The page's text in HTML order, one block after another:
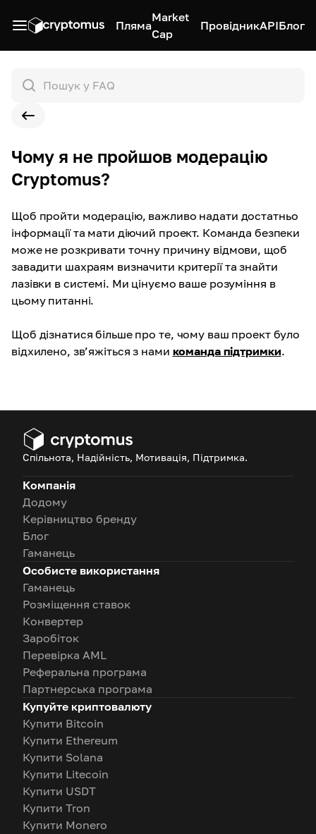
Пляма
Market
Cap
ПровідникAPIБлог
Чому я не пройшов модерацію
Cryptomus?
Щоб пройти модерацію, важливо надати достатньо
інформації та мати діючий проект. Команда безпеки
може не розкривати точну причину відмови, щоб
завадити шахраям визначити критерії та знайти
лазівки в системі. Ми цінуємо ваше розуміння в
цьому питанні.
Щоб дізнатися більше про те, чому ваш проект було
відхилено, зв’яжіться з нами команда підтримки.
Спільнота, Надійність, Мотивація, Підтримка.
Компанія
Додому
Керівництво бренду
Блог
Гаманець
Особисте використання
Гаманець
Розміщення ставок
Конвертер
Заробіток
Перевірка AML
Реферальна програма
Партнерська програма
Купуйте криптовалюту
Купити Bitcoin
Купити Ethereum
Купити Solana
Купити Litecoin
Купити USDT
Купити Tron
Купити Monero